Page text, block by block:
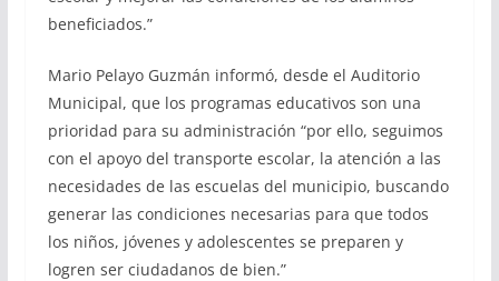
beneficiados.”
Mario Pelayo Guzmán informó, desde el Auditorio
Municipal, que los programas educativos son una
prioridad para su administración “por ello, seguimos
con el apoyo del transporte escolar, la atención a las
necesidades de las escuelas del municipio, buscando
generar las condiciones necesarias para que todos
los niños, jóvenes y adolescentes se preparen y
logren ser ciudadanos de bien.”